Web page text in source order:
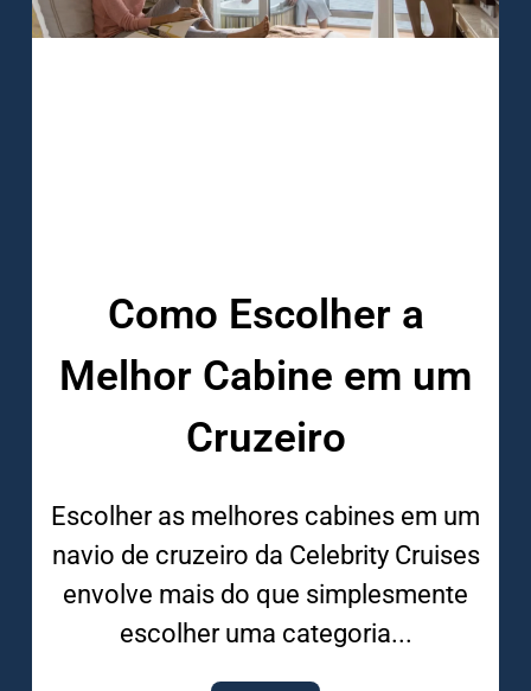
Como Escolher a
Melhor Cabine em um
Cruzeiro
Escolher as melhores cabines em um
navio de cruzeiro da Celebrity Cruises
envolve mais do que simplesmente
escolher uma categoria